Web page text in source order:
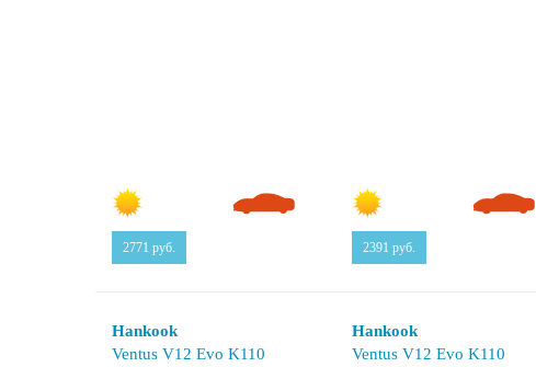
2771 руб. 2391 руб.
Hankook
Ventus V12 Evo K110
Hankook
Ventus V12 Evo K110